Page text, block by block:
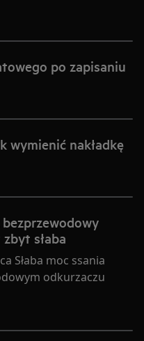
po zapisaniu
wymienić nakładkę
słaba
Słaba moc ssania
odkurzaczu